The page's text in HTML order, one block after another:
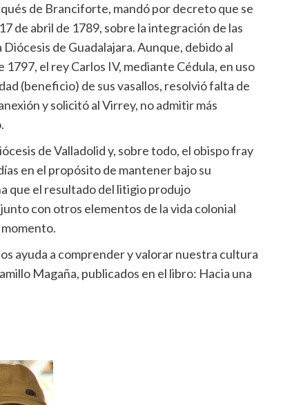
de Branciforte, mandó por decreto que se
de abril de 1789, sobre la integración de las
de Guadalajara. Aunque, debido al
el rey Carlos IV, mediante Cédula, en uso
(beneficio) de sus vasallos, resolvió falta de
y solicitó al Virrey, no admitir más
de Valladolid y, sobre todo, el obispo fray
en el propósito de mantener bajo su
que el resultado del litigio produjo
con otros elementos de la vida colonial
ayuda a comprender y valorar nuestra cultura
Magaña, publicados en el libro: Hacia una